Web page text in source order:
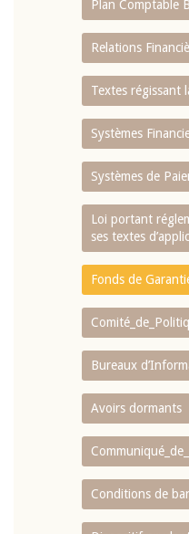
Plan Comptable
Relations
Textes régissant
Systèmes
Systèmes de
Loi portant
ses textes
Fonds de
Bureaux
Avoirs dormants
Conditions de